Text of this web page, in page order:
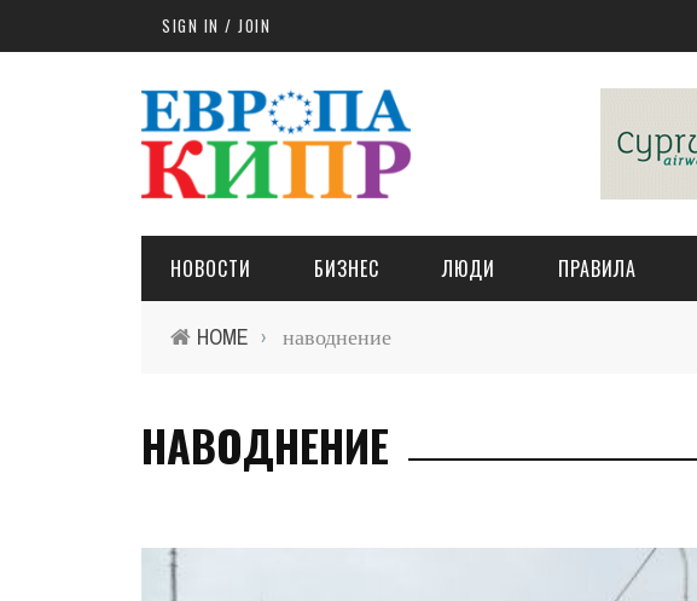
Skip to main contentSIGN IN / JOIN
НОВОСТИ БИЗНЕС ЛЮДИ ПРАВИЛА
HOME › наводнение
НАВОДНЕНИЕ